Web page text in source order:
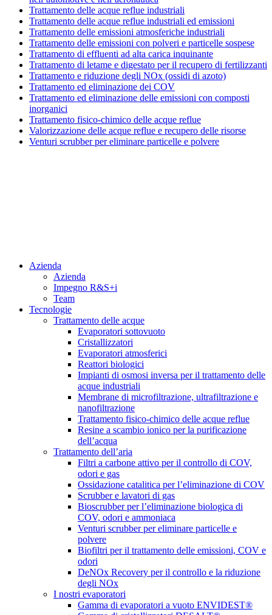
Trattamento delle acque reflue industriali
Trattamento delle acque reflue industriali ed emissioni
Trattamento delle emissioni atmosferiche industriali
Trattamento delle emissioni con polveri e particelle sospese
Trattamento di effluenti ad alta carica inquinante
Trattamento di letame e digestato per il recupero di fertilizzanti
Trattamento e riduzione degli NOx (ossidi di azoto)
Trattamento ed eliminazione dei COV
Trattamento ed eliminazione delle emissioni con composti
inorganici
Trattamento fisico-chimico delle acque reflue
Valorizzazione delle acque reflue e recupero delle risorse
Venturi scrubber per eliminare particelle e polvere
Azienda
Azienda
Impegno R&S+i
Team
Tecnologie
Trattamento delle acque
Evaporatori sottovuoto
Cristallizzatori
Evaporatori atmosferici
Reattori biologici
Impianti di osmosi inversa per il trattamento delle
acque industriali
Membrane di microfiltrazione, ultrafiltrazione e
nanofiltrazione
Trattamento fisico-chimico delle acque reflue
Resine a scambio ionico per la purificazione
dell’acqua
Trattamento dell’aria
Filtri a carbone attivo per il controllo di COV,
odori e gas
Ossidazione catalitica per l’eliminazione di COV
Scrubber e lavatori di gas
Bioscrubber per l’eliminazione biologica di
COV, odori e ammoniaca
Venturi scrubber per eliminare particelle e
polvere
Biofiltri per il trattamento delle emissioni, COV e
odori
DeNOx Recovery per il controllo e la riduzione
degli NOx
I nostri evaporatori
Gamma di evaporatori a vuoto ENVIDEST®